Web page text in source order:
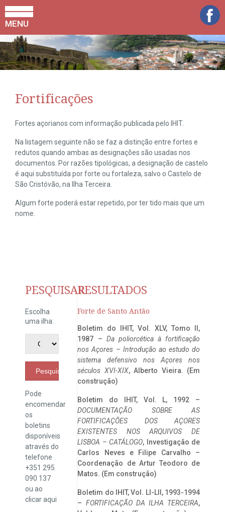
MENU
Fortificações
Fortes açorianos com informação publicada pelo IHIT.
Na listagem seguinte não se faz a distinção entre fortes e
redutos quando ambas as designações são usadas nos
documentos. Por razões tipológicas, a designação de castelo
é aqui substituída por forte ou fortaleza, salvo o Castelo de
São Cristóvão, na Ilha Terceira.
Algum forte poderá estar repetido, por ter tido mais que um
nome.
PESQUISAR
Escolha
uma ilha:
Pesquisar
Pode
encomendar
os
boletins
disponíveis
através do
telefone
+351 295
090 137
ou ao
clicaraqui
RESULTADOS
Forte de Santo Antão
Boletim do IHIT, Vol. XLV, Tomo II,
1987 – Da poliorcética à fortificação
nos Açores – Introdução ao estudo do
sistema defensivo nos Açores nos
séculos XVI-XIX, Alberto Vieira. (Em
construção)
Boletim do IHIT, Vol. L, 1992 –
DOCUMENTAÇÃO SOBRE AS
FORTIFICAÇÕES DOS AÇORES
EXISTENTES NOS ARQUIVOS DE
LISBOA – CATÁLOGO, Investigação de
Carlos Neves e Filipe Carvalho –
Coordenação de Artur Teodoro de
Matos. (Em construção)
Boletim do IHIT, Vol. LI-LII, 1993-1994
– FORTIFICAÇÃO DA ILHA TERCEIRA,